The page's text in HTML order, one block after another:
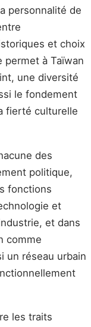
personnalité de
et choix
permet à Taïwan
une diversité
le fondement
fierté culturelle
des
politique,
fonctions
et
et dans
comme
un réseau urbain
les traits